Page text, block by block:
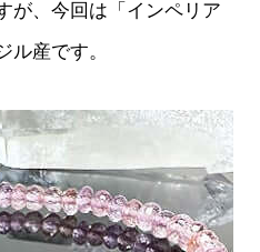
が、今回は「インペリア
ル産です。